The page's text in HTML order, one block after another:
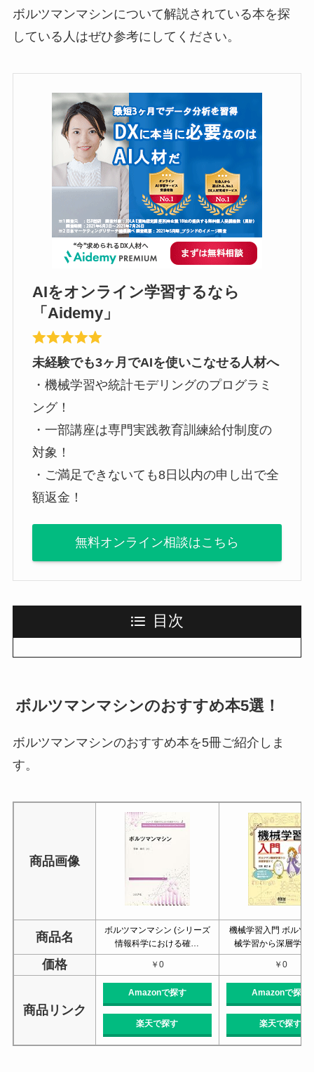
ボルツマンマシンについて解説されている本を探
している人はぜひ参考にしてください。
AIをオンライン学習するなら
「Aidemy」
未経験でも3ヶ月でAIを使いこなせる人材へ
・機械学習や統計モデリングのプログラミ
ング！
・一部講座は専門実践教育訓練給付制度の
対象！
・ご満足できないても8日以内の申し出で全
額返金！
無料オンライン相談はこちら
目次
ボルツマンマシンのおすすめ本5選！
ボルツマンマシンのおすすめ本を5冊ご紹介しま
す。
商品画像
商品名
ボルツマンマシン (シリーズ
情報科学における確…
機械学習入門 ボルツ
械学習から深層学習
価格 ￥0 ￥0
商品リンク
Amazonで探す
楽天で探す
Amazonで探す
楽天で探す